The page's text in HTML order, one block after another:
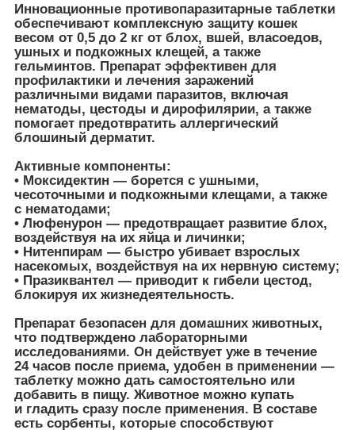
Инновационные противопаразитарные таблетки
обеспечивают комплексную защиту кошек
весом от 0,5 до 2 кг от блох, вшей, власоедов,
ушных и подкожных клещей, а также
гельминтов. Препарат эффективен для
профилактики и лечения заражений
различными видами паразитов, включая
нематоды, цестоды и дирофилярии, а также
помогает предотвратить аллергический
блошиный дерматит.
Активные компоненты:
• Моксидектин — борется с ушными,
чесоточными и подкожными клещами, а также
с нематодами;
• Люфенурон — предотвращает развитие блох,
воздействуя на их яйца и личинки;
• Нитенпирам — быстро убивает взрослых
насекомых, воздействуя на их нервную систему;
• Празиквантел — приводит к гибели цестод,
блокируя их жизнедеятельность.
Препарат безопасен для домашних животных,
что подтверждено лабораторными
исследованиями. Он действует уже в течение
24 часов после приема, удобен в применении —
таблетку можно дать самостоятельно или
добавить в пищу. Животное можно купать
и гладить сразу после применения. В составе
есть сорбенты, которые способствуют